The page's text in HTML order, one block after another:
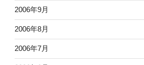
2006年9月
2006年8月
2006年7月